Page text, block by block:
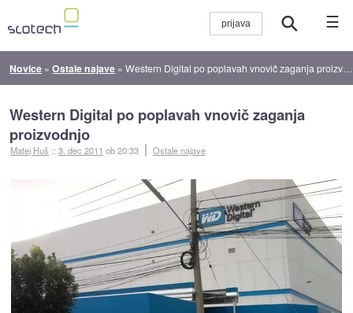
☰
Novice »Ostale najave »Western Digital po poplavah vnovič zaganja proizvodnjo
Western Digital po poplavah vnovič zaganja
proizvodnjo
Matej Huš ::3. dec 2011 ob 20:33 Ostale najave